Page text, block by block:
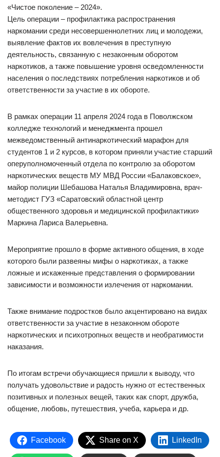
«Чистое поколение – 2024».
Цель операции – профилактика распространения
наркомании среди несовершеннолетних лиц и молодежи,
выявление фактов их вовлечения в преступную
деятельность, связанную с незаконным оборотом
наркотиков, а также повышение уровня осведомленности
населения о последствиях потребления наркотиков и об
ответственности за участие в их обороте.
В рамках операции 11 апреля 2024 года в Поволжском
колледже технологий и менеджмента прошел
межведомственный антинаркотический марафон для
студентов 1 и 2 курсов, в котором приняли участие старший
оперуполномоченный отдела по контролю за оборотом
наркотических веществ МУ МВД России «Балаковское»,
майор полиции Шебашова Наталья Владимировна, врач-
методист ГУЗ «Саратовский областной центр
общественного здоровья и медицинской профилактики»
Маркина Лариса Валерьевна.
Мероприятие прошло в форме активного общения, в ходе
которого были развеяны мифы о наркотиках, а также
ложные и искаженные представления о формировании
зависимости и возможности излечения от наркомании.
Также внимание подростков было акцентировано на видах
ответственности за участие в незаконном обороте
наркотических и психотропных веществ и необратимости
наказания.
По итогам встречи обучающиеся пришли к выводу, что
получать удовольствие и радость нужно от естественных
позитивных и полезных вещей, таких как спорт, дружба,
общение, любовь, путешествия, учеба, карьера и др.
Facebook Share on X LinkedIn